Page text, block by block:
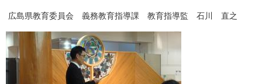
広島県教育委員会 義務教育指導課 教育指導監 石川 直之